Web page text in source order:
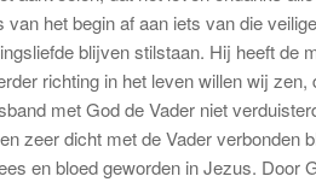
het begin af aan iets van die
blijven stilstaan. Hij heeft de
richting in het leven willen wij zen,
met God de Vader niet
zeer dicht met de Vader verbonden
en bloed geworden in Jezus. Door